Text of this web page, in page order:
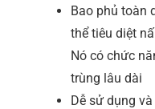
Bao phủ toàn
thể tiêu diệt
Nó có chức
trùng lâu dài
Dễ sử dụng